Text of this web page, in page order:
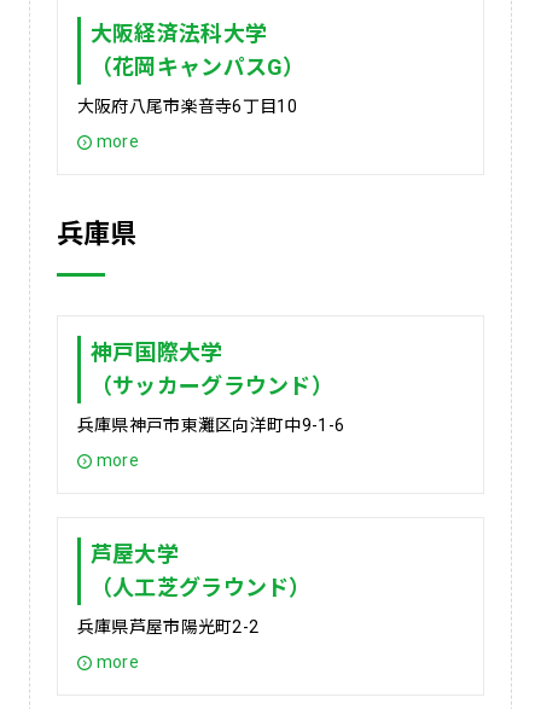
大阪経済法科大学
（花岡キャンパスG）
大阪府八尾市楽音寺6丁目10
more
兵庫県
神戸国際大学
（サッカーグラウンド）
兵庫県神戸市東灘区向洋町中9-1-6
more
芦屋大学
（人工芝グラウンド）
兵庫県芦屋市陽光町2-2
more